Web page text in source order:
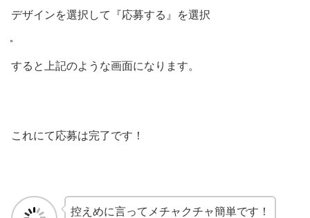
デザインを選択して『応募する』を選択
すると上記のような画面になります。
これにて応募は完了です！
控えめに言ってメチャクチャ簡単です！